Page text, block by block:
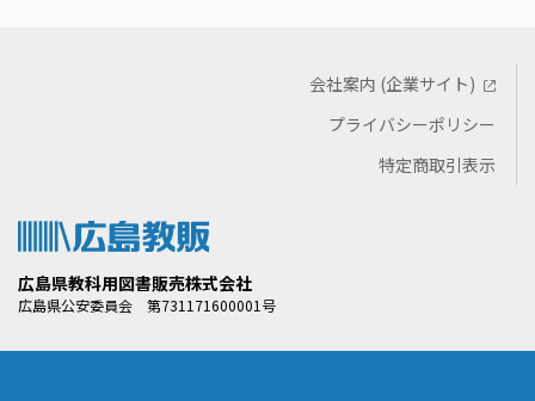
広島県教科用図書販売株式会社
広島県公安委員会 第731171600001号
会社案内 (企業サイト)
プライバシーポリシー
特定商取引表示